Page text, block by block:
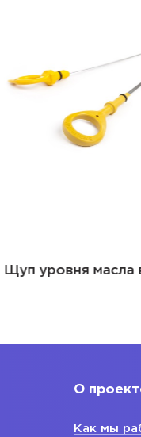
Щуп уровня масла
О
Как мы